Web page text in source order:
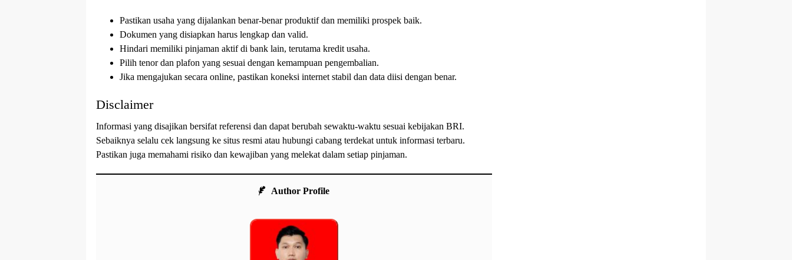
Pastikan usaha yang dijalankan benar-benar produktif dan memiliki prospek baik.
Dokumen yang disiapkan harus lengkap dan valid.
Hindari memiliki pinjaman aktif di bank lain, terutama kredit usaha.
Pilih tenor dan plafon yang sesuai dengan kemampuan pengembalian.
Jika mengajukan secara online, pastikan koneksi internet stabil dan data diisi dengan benar.
Disclaimer
Informasi yang disajikan bersifat referensi dan dapat berubah sewaktu-waktu sesuai kebijakan BRI.
Sebaiknya selalu cek langsung ke situs resmi atau hubungi cabang terdekat untuk informasi terbaru.
Pastikan juga memahami risiko dan kewajiban yang melekat dalam setiap pinjaman.
Author Profile